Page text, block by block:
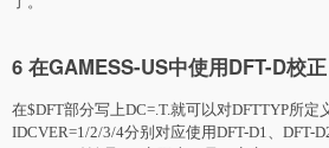
6 在GAMESS-US中使用DFT-D校正
在$DFT部分写上DC=.T.就可以对DFTTYP所定
IDCVER=1/2/3/4分别对应使用DFT-D1、 DFT-